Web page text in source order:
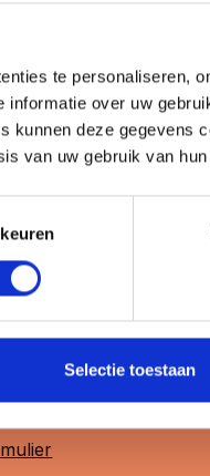
te personaliseren,
over uw
kunnen deze gegevens
van uw gebruik van
Selectie toestaan
duurzame en